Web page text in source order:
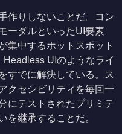
作りしないことだ。コン
ーダルといったUI要素
集中するホットスポット
UIのようなライ
すでに解決している。ス
クセシビリティを毎回一
にテストされたプリミテ
を継承することだ。